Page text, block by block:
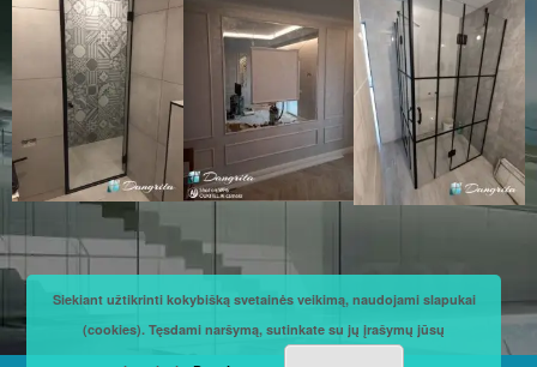
Siekiant užtikrinti kokybišką svetainės veikimą, naudojami slapukai
(cookies). Tęsdami naršymą, sutinkate su jų įrašymų jūsų